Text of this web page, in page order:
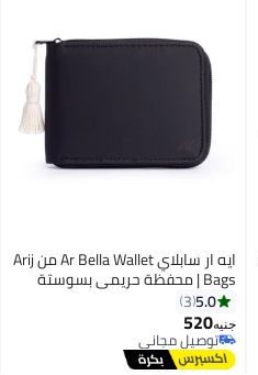
4
ايه ار سابلاي Ar Bella Wallet من Arij
Bags | محفظة حريمي بسوستة
بخامة مقاومة للمياه للاستخدام
+ جيب سري + نافذة بطاقة + حماية
RFID (11 × 9 × 2 سم) (أسود)
5.0
3
جنيه520
توصيل مجاني
توصيل مجاني